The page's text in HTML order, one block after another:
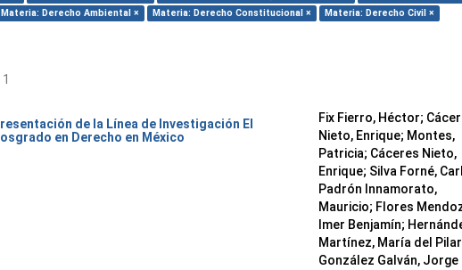
Materia: Derecho Ambiental × Materia: Derecho Constitucional × Materia: Derecho Civil ×
de la Línea de Investigación El
en Derecho en México
Fix Fierro, Héctor;
Nieto, Enrique; Montes,
Patricia; Cáceres Nieto,
Enrique; Silva Forné,
Padrón Innamorato,
Mauricio; Flores
Imer Benjamín;
Martínez, María del Pilar
González Galván, Jorge